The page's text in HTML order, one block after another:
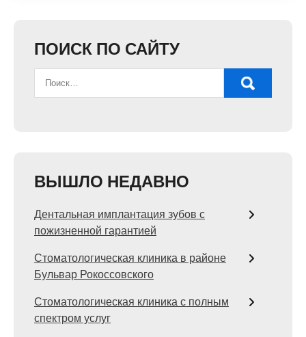
ПОИСК ПО САЙТУ
ВЫШЛО НЕДАВНО
Дентальная имплантация зубов с
пожизненной гарантией
Стоматологическая клиника в районе
Бульвар Рокоссовского
Стоматологическая клиника с полным
спектром услуг